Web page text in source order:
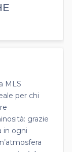
MLS
per chi
grazie
in ogni